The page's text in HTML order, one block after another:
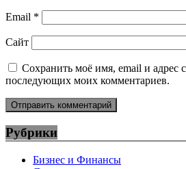
Email *
Сайт
Сохранить моё имя, email и адрес
последующих моих комментариев.
Рубрики
Бизнес и Финансы